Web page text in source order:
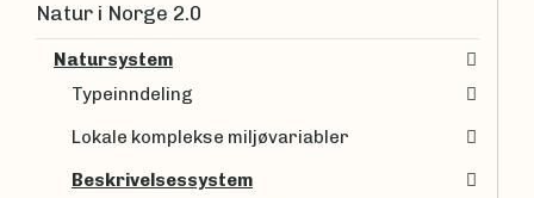
Natur i Norge 2.0
Natursystem
Typeinndeling
Lokale komplekse miljøvariabler
Beskrivelsessystem